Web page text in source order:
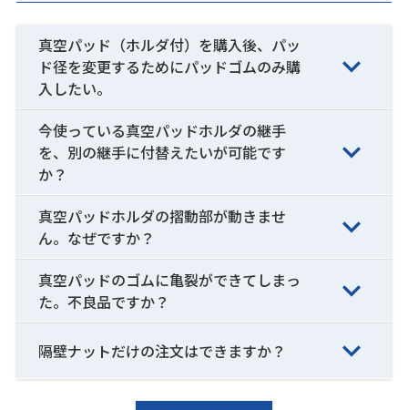
真空パッド（ホルダ付）を購入後、パッ
ド径を変更するためにパッドゴムのみ購
入したい。
今使っている真空パッドホルダの継手
を、別の継手に付替えたいが可能です
か？
真空パッドホルダの摺動部が動きませ
ん。なぜですか？
真空パッドのゴムに亀裂ができてしまっ
た。不良品ですか？
隔壁ナットだけの注文はできますか？